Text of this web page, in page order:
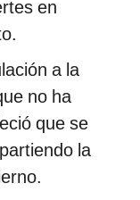
en
a la
no ha
que se
la